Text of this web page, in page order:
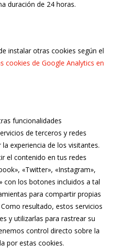
duración de 24 horas.
instalar otras cookies según el
cookies de Google Analytics en
funcionalidades
de terceros y redes
experiencia de los visitantes.
el contenido en tus redes
«Twitter», «Instagram»,
con los botones incluidos a tal
para compartir propias
resultado, estos servicios
y utilizarlas para rastrear su
control directo sobre la
por estas cookies.